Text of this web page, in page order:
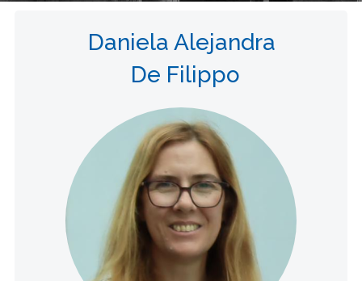
Daniela Alejandra
De Filippo